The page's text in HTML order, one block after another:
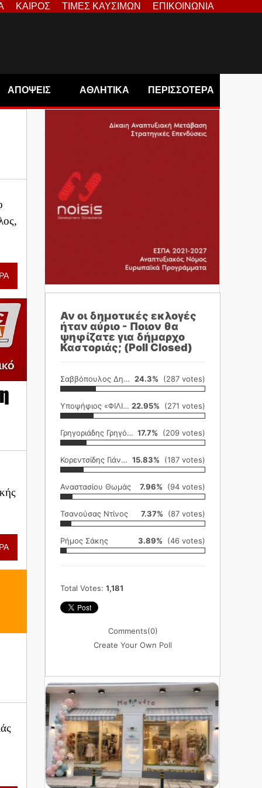
ΚΑΙΡΟΣ ΤΙΜΕΣ ΚΑΥΣΙΜΩΝ ΕΠΙΚΟΙΝΩΝΙΑ
ΑΠΟΨΕΙΣ ΑΘΛΗΤΙΚΑ ΠΕΡΙΣΣΟΤΕΡΑ
Αν οι δημοτικές εκλογές
ήταν αύριο - Ποιον θα
ψηφίζατε για δήμαρχο
Καστοριάς; (Poll Closed)
Σαββόπουλος Δημήτρης 24.3% (287 votes)
Υποψήφιος «ΦΙΛΙΚΗ ΕΤΑΙΡΕΙΑ» 22.95% (271 votes)
Γρηγοριάδης Γρηγόρης 17.7% (209 votes)
Κορεντσίδης Γιάννης 15.83% (187 votes)
Αναστασίου Θωμάς 7.96% (94 votes)
Τσανούσας Ντίνος 7.37% (87 votes)
Ρήμος Σάκης 3.89% (46 votes)
Total Votes: 1,181
Comments(0)
Create Your Own Poll